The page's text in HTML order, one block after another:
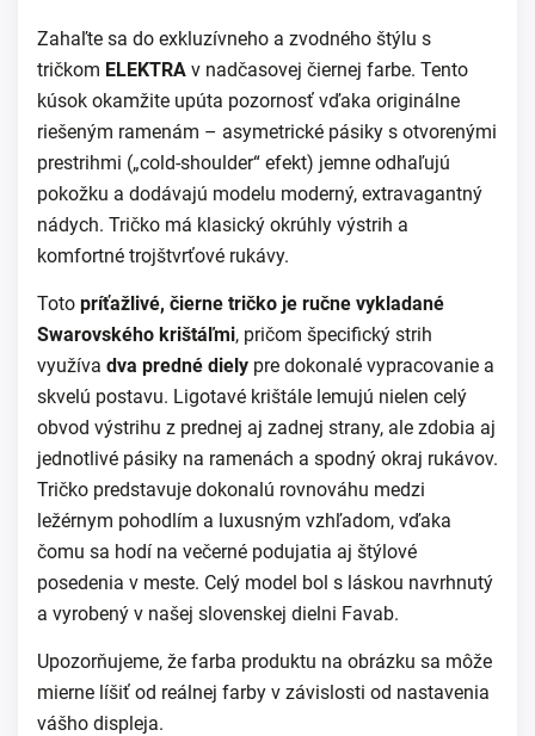
Zahaľte sa do exkluzívneho a zvodného štýlu s
tričkom ELEKTRA v nadčasovej čiernej farbe. Tento
kúsok okamžite upúta pozornosť vďaka originálne
riešeným ramenám – asymetrické pásiky s otvorenými
prestrihmi („cold-shoulder“ efekt) jemne odhaľujú
pokožku a dodávajú modelu moderný, extravagantný
nádych. Tričko má klasický okrúhly výstrih a
komfortné trojštvrťové rukávy.
Toto príťažlivé, čierne tričko je ručne vykladané
Swarovského krištáľmi, pričom špecifický strih
využíva dva predné diely pre dokonalé vypracovanie a
skvelú postavu. Ligotavé krištále lemujú nielen celý
obvod výstrihu z prednej aj zadnej strany, ale zdobia aj
jednotlivé pásiky na ramenách a spodný okraj rukávov.
Tričko predstavuje dokonalú rovnováhu medzi
ležérnym pohodlím a luxusným vzhľadom, vďaka
čomu sa hodí na večerné podujatia aj štýlové
posedenia v meste. Celý model bol s láskou navrhnutý
a vyrobený v našej slovenskej dielni Favab.
Upozorňujeme, že farba produktu na obrázku sa môže
mierne líšiť od reálnej farby v závislosti od nastavenia
vášho displeja.